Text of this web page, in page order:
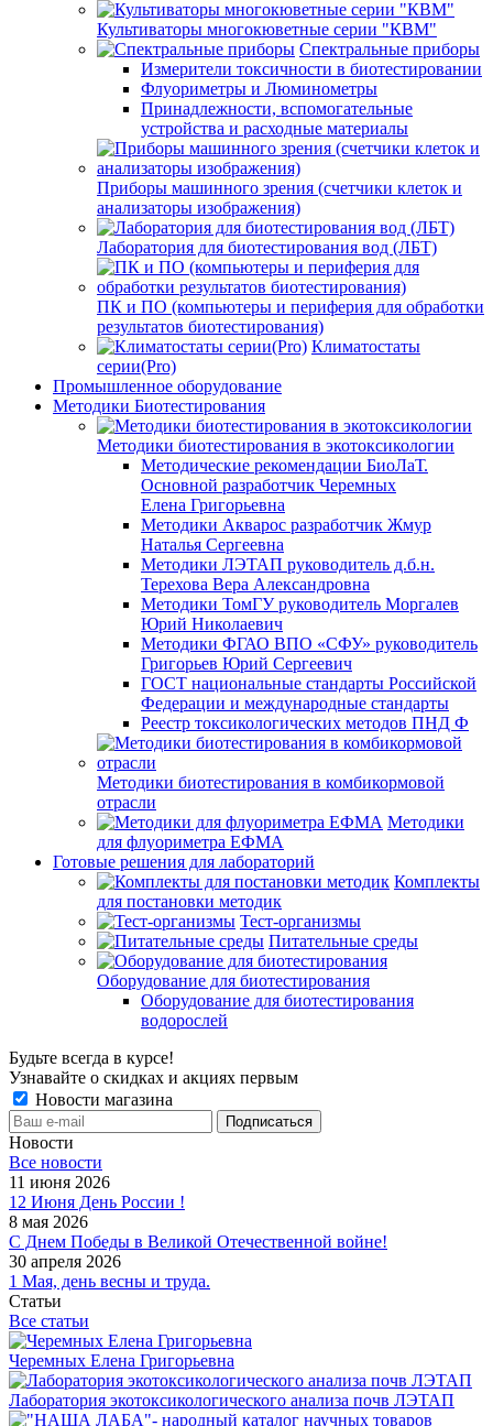
Культиваторы многокюветные серии "КВМ"
Спектральные приборы
Измерители токсичности в биотестировании
Флуориметры и Люминометры
Принадлежности, вспомогательные
устройства и расходные материалы
Приборы машинного зрения (счетчики клеток и
анализаторы изображения)
Лаборатория для биотестирования вод (ЛБТ)
ПК и ПО (компьютеры и периферия для обработки
результатов биотестирования)
Климатостаты
серии(Pro)
Промышленное оборудование
Методики Биотестирования
Методики биотестирования в экотоксикологии
Методические рекомендации БиоЛаТ.
Основной разработчик Черемных
Елена Григорьевна
Методики Акварос разработчик Жмур
Наталья Сергеевна
Методики ЛЭТАП руководитель д.б.н.
Терехова Вера Александровна
Методики ТомГУ руководитель Моргалев
Юрий Николаевич
Методики ФГАО ВПО «СФУ» руководитель
Григорьев Юрий Сергеевич
ГОСТ национальные стандарты Российской
Федерации и международные стандарты
Реестр токсикологических методов ПНД Ф
Методики биотестирования в комбикормовой
отрасли
Методики
для флуориметра ЕФМА
Готовые решения для лабораторий
Комплекты
для постановки методик
Тест-организмы
Питательные среды
Оборудование для биотестирования
Оборудование для биотестирования
водорослей
Будьте всегда в курсе!
Узнавайте о скидках и акциях первым
Новости магазина
Новости
Все новости
11 июня 2026
12 Июня День России !
8 мая 2026
С Днем Победы в Великой Отечественной войне!
30 апреля 2026
1 Мая, день весны и труда.
Статьи
Все статьи
Черемных Елена Григорьевна
Лаборатория экотоксикологического анализа почв ЛЭТАП